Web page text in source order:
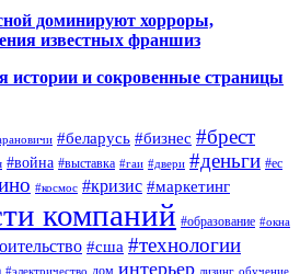
доминируют хорроры,
известных франшиз
истории и сокровенные страницы
#беларусь #бизнес #брест
#война #выставка #гаи #двери #деньги #ес
#космос #кризис #маркетинг
компаний #образование #окна
#сша #технологии
#электричество дом интерьер лизинг обучение